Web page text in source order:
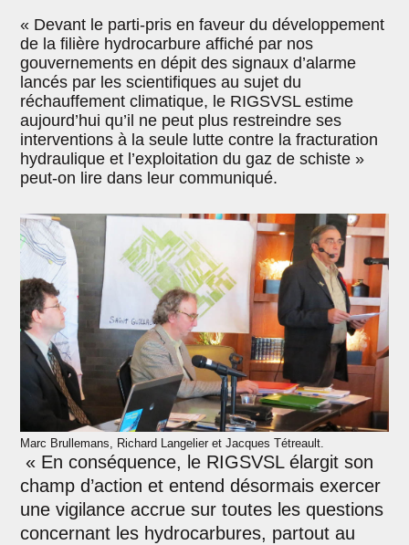
« Devant le parti-pris en faveur du développement
de la filière hydrocarbure affiché par nos
gouvernements en dépit des signaux d’alarme
lancés par les scientifiques au sujet du
réchauffement climatique, le RIGSVSL estime
aujourd’hui qu’il ne peut plus restreindre ses
interventions à la seule lutte contre la fracturation
hydraulique et l’exploitation du gaz de schiste »
peut-on lire dans leur communiqué.
Marc Brullemans, Richard Langelier et Jacques Tétreault.
« En conséquence, le RIGSVSL élargit son
champ d’action et entend désormais exercer
une vigilance accrue sur toutes les questions
concernant les hydrocarbures, partout au